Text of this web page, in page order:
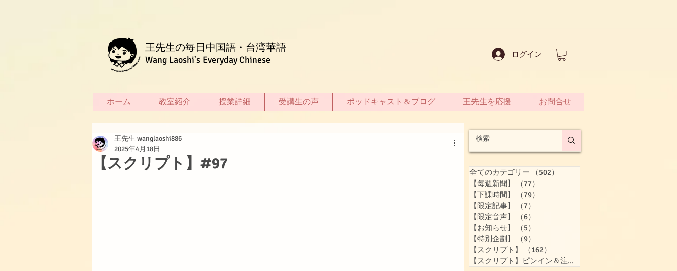
王先生の毎日中国語・台湾華語
Wang Laoshi's Everyday Chinese
ログイン
ホーム 教室紹介 授業詳細 受講生の声 ポッドキャスト＆ブログ 王先生を応援 お問合せ
【スクリプト】#97
王先生 wanglaoshi886
2025年4月18日
全てのカテゴリー （502）
【每週新聞】
（77）
【下課時間】
（79）
【限定記事】
（7）
【限定音声】
（6）
【お知らせ】
（5）
【特別企劃】
（9）
【スクリプト】
（162）
【スクリプト】ピンイン＆注音付き